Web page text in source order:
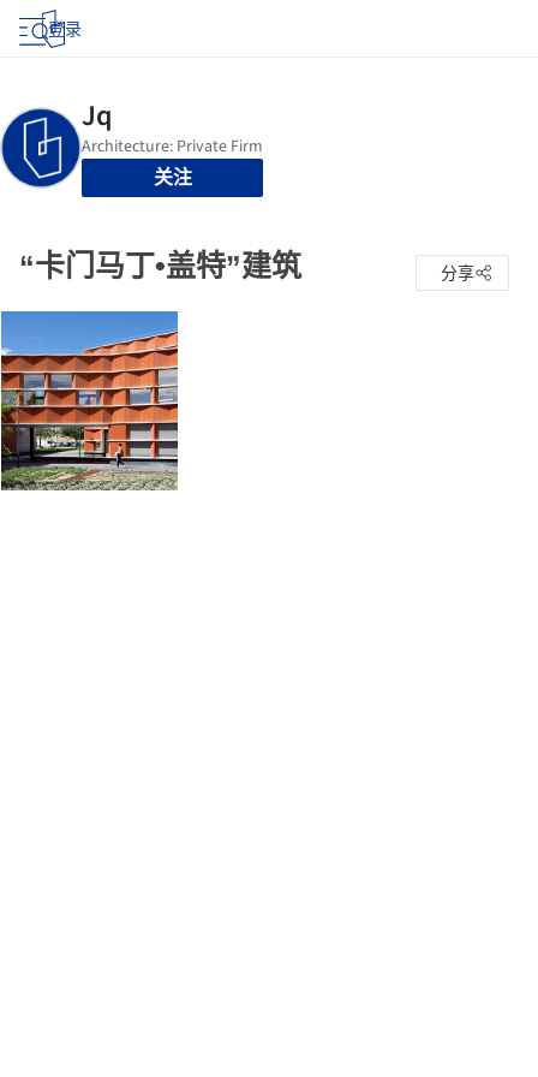
登录
关注
“卡门马丁•盖特”建筑 分享